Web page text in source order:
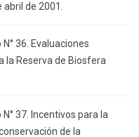
de 2001.
36. Evaluaciones
la Reserva de Biosfera
37. Incentivos para la
de la